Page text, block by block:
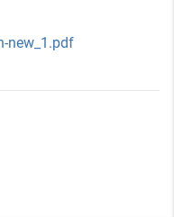
new_1.pdf